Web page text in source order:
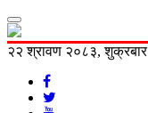
२२ श्रावण २०८३, शुक्रबार